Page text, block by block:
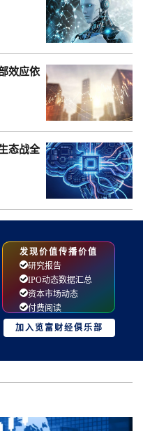
效应依
态战全
发现价值传播价值
研究报告
IPO动态数据汇总
资本市场动态
付费阅读
加入览富财经俱乐部